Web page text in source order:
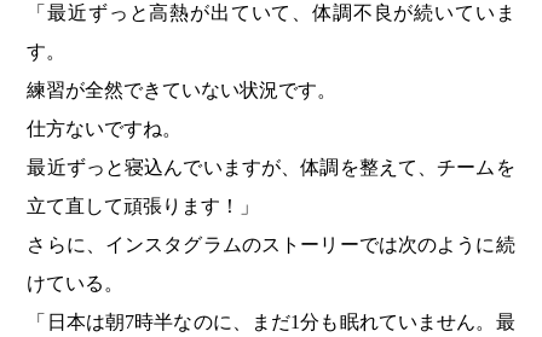
「最近ずっと高熱が出ていて、体調不良が続いていま
す。
練習が全然できていない状況です。
仕方ないですね。
最近ずっと寝込んでいますが、体調を整えて、チームを
立て直して頑張ります！」
さらに、インスタグラムのストーリーでは次のように続
けている。
「日本は朝7時半なのに、まだ1分も眠れていません。最